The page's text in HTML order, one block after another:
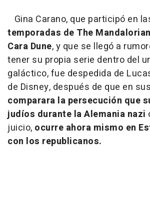
Gina Carano, que participó en
temporadas de The Mandalorian
Cara Dune, y que se llegó a
tener su propia serie dentro del
galáctico, fue despedida de
de Disney, después de que en
comparara la persecución que
judíos durante la Alemania nazi
juicio, ocurre ahora mismo en
con los republicanos.